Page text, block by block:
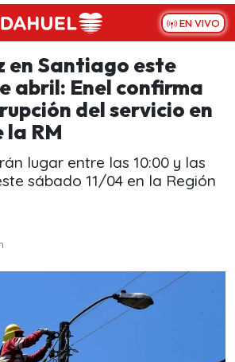
EN VIVO
en Santiago este
abril: Enel confirma
del servicio en
la RM
lugar entre las 10:00 y las
sábado 11/04 en la Región